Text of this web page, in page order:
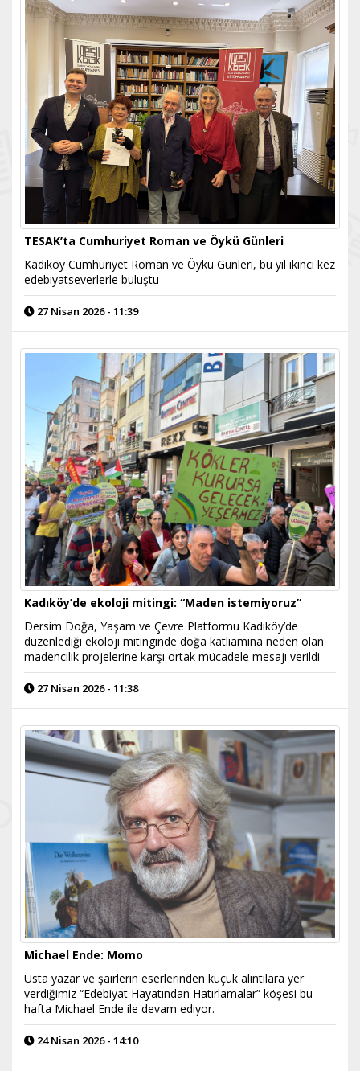
TESAK’ta Cumhuriyet Roman ve Öykü Günleri
Kadıköy Cumhuriyet Roman ve Öykü Günleri, bu yıl ikinci kez
edebiyatseverlerle buluştu
27 Nisan 2026 - 11:39
Kadıköy’de ekoloji mitingi: “Maden istemiyoruz”
Dersim Doğa, Yaşam ve Çevre Platformu Kadıköy’de
düzenlediği ekoloji mitinginde doğa katliamına neden olan
madencilik projelerine karşı ortak mücadele mesajı verildi
27 Nisan 2026 - 11:38
Michael Ende: Momo
​Usta yazar ve şairlerin eserlerinden küçük alıntılara yer
verdiğimiz “Edebiyat Hayatından Hatırlamalar” köşesi bu
hafta Michael Ende ile devam ediyor.
24 Nisan 2026 - 14:10